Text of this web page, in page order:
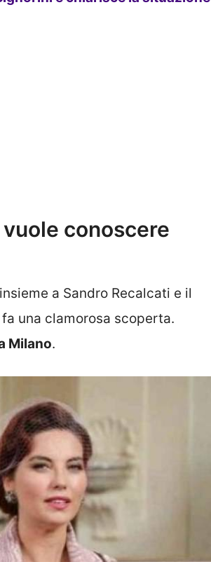
conoscere
a Sandro Recalcati e il
fa una clamorosa scoperta.
Milano.